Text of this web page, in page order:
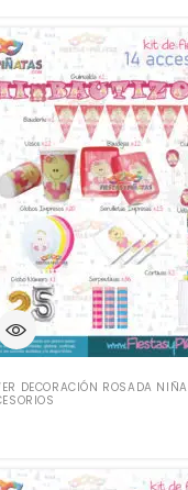
DECORACIÓN ROSADA